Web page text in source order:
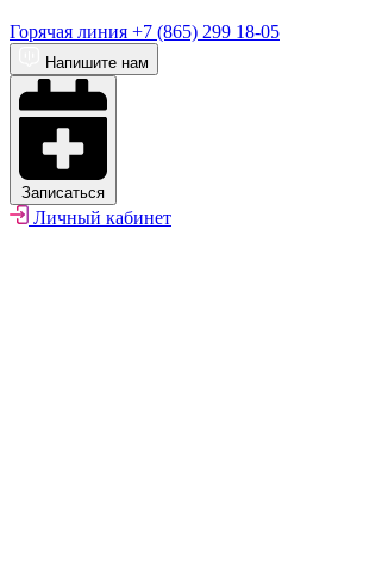
Горячая линия +7 (865) 299 18-05
Напишите нам
Записаться
Личный кабинет